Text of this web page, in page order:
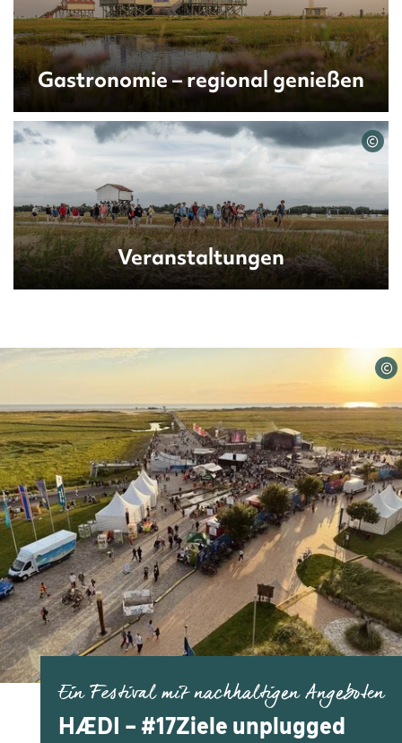
Gastronomie – regional genießen
Veranstaltungen
©
©
Ein Festival mit nachhaltigen Angeboten
HÆDI – #17Ziele unplugged